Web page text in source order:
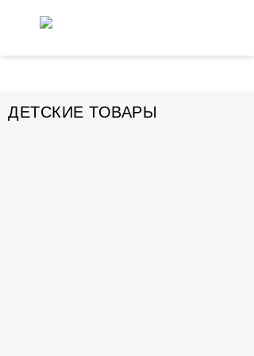
ДЕТСКИЕ ТОВАРЫ